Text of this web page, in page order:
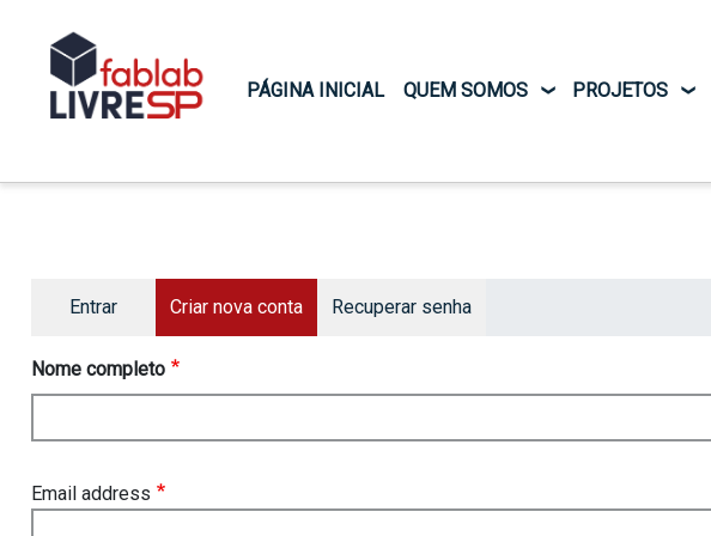
Main navigation
PÁGINA INICIAL QUEM SOMOS PROJETOS
Primary tabs
Entrar Criar nova conta Recuperar senha
Nome completo
Email address